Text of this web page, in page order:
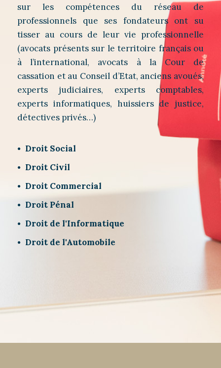
sur les compétences du réseau de
professionnels que ses fondateurs ont su
tisser au cours de leur vie professionnelle
(avocats présents sur le territoire français ou
à l’international, avocats à la Cour de
cassation et au Conseil d’Etat, anciens avoués,
experts judiciaires, experts comptables,
experts informatiques, huissiers de justice,
détectives privés…)
Droit Social
Droit Civil
Droit Commercial
Droit Pénal
Droit de l'Informatique
Droit de l'Automobile